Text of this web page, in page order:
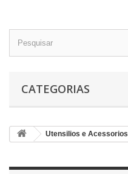
CATEGORIAS
Utensilios e Acessorios